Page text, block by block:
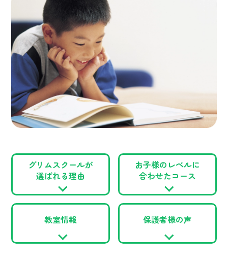
グリムスクールが
選ばれる理由
お子様のレベルに
合わせたコース
教室情報 保護者様の声